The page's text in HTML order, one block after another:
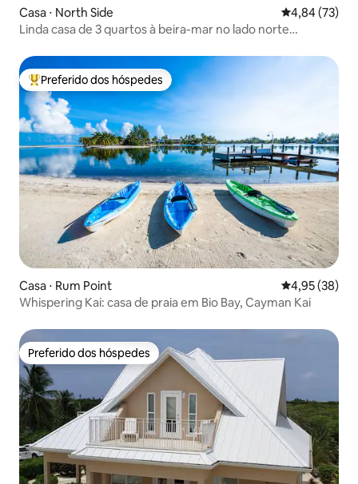
Casa ⋅ North Side 4,84 de uma
4,84 (73)
Linda casa de 3 quartos à beira-mar no lado norte
Entre os melhores preferidos dos hóspedes
Preferido dos hóspedes
Casa ⋅ Rum Point 4,95 de uma
4,95 (38)
Whispering Kai: casa de praia em Bio Bay, Cayman Kai
Preferido dos hóspedes
Preferido dos hóspedes